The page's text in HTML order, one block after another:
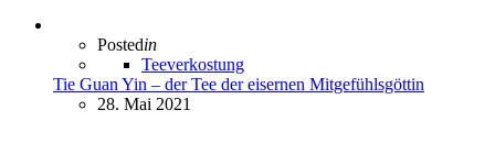
Postedin
Teeverkostung
Tie Guan Yin – der Tee der eisernen Mitgefühlsgöttin
28. Mai 2021